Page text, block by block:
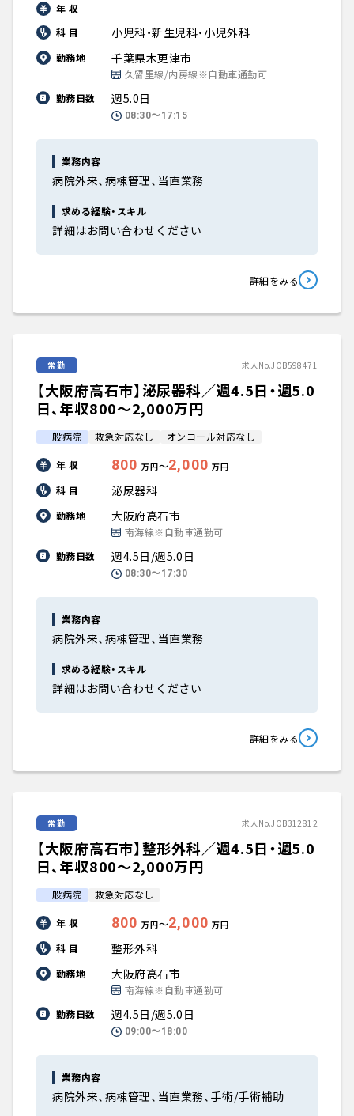
年 収
科 目
小児科・新生児科・小児外科
勤務地 千葉県木更津市
久留里線/内房線※自動車通勤可
勤務日数
週5.0日
08:30〜17:15
業務内容
病院外来、病棟管理、当直業務
求める経験・スキル
詳細はお問い合わせください
詳細をみる
常勤 求人No.JOB598471
【大阪府高石市】泌尿器科／週4.5日・週5.0
日、年収800〜2,000万円
一般病院 救急対応なし オンコール対応なし
年 収 800 万円〜2,000 万円
科 目 泌尿器科
勤務地 大阪府高石市
南海線※自動車通勤可
勤務日数
週4.5日/週5.0日
08:30〜17:30
業務内容
病院外来、病棟管理、当直業務
求める経験・スキル
詳細はお問い合わせください
詳細をみる
常勤 求人No.JOB312812
【大阪府高石市】整形外科／週4.5日・週5.0
日、年収800〜2,000万円
一般病院 救急対応なし
年 収 800 万円〜2,000 万円
科 目 整形外科
勤務地 大阪府高石市
南海線※自動車通勤可
勤務日数
週4.5日/週5.0日
09:00〜18:00
業務内容
病院外来、病棟管理、当直業務、手術/手術補助